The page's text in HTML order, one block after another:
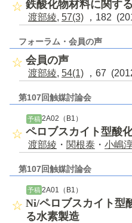
鉄酸化物材料に関す
渡部綾, 57(3) ，182
フォーラム・会員の声
会員の声
渡部綾, 54(1) ，67
第107回触媒討論会
予稿2A02（B1）
ペロブスカイト型酸
渡部綾 ・ 関根泰 ・ 小嶋
第107回触媒討論会
予稿 2A01（B1）
Ni/ペロブスカイト型
る水素製造